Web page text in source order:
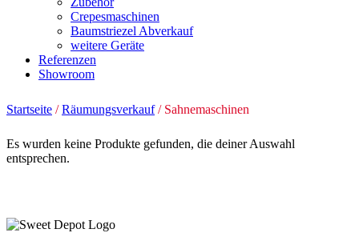
Crepesmaschinen
Baumstriezel Abverkauf
weitere Geräte
Referenzen
Showroom
Startseite /Räumungsverkauf/ Sahnemaschinen
Es wurden keine Produkte gefunden, die deiner Auswahl
entsprechen.